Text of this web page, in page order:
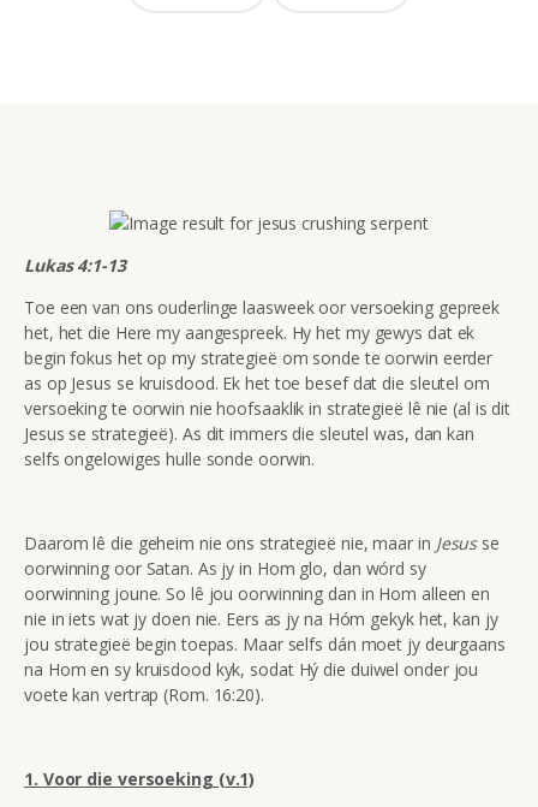
Lukas 4:1-13
Toe een van ons ouderlinge laasweek oor versoeking gepreek
het, het die Here my aangespreek. Hy het my gewys dat ek
begin fokus het op my strategieë om sonde te oorwin eerder
as op Jesus se kruisdood. Ek het toe besef dat die sleutel om
versoeking te oorwin nie hoofsaaklik in strategieë lê nie (al is dit
Jesus se strategieë). As dit immers die sleutel was, dan kan
selfs ongelowiges hulle sonde oorwin.
Daarom lê die geheim nie ons strategieë nie, maar in Jesusse
oorwinning oor Satan. As jy in Hom glo, dan wórd sy
oorwinning joune. So lê jou oorwinning dan in Hom alleen en
nie in iets wat jy doen nie. Eers as jy na Hóm gekyk het, kan jy
jou strategieë begin toepas. Maar selfs dán moet jy deurgaans
na Hom en sy kruisdood kyk, sodat Hý die duiwel onder jou
voete kan vertrap (Rom. 16:20).
1. Voor die versoeking (v.1)